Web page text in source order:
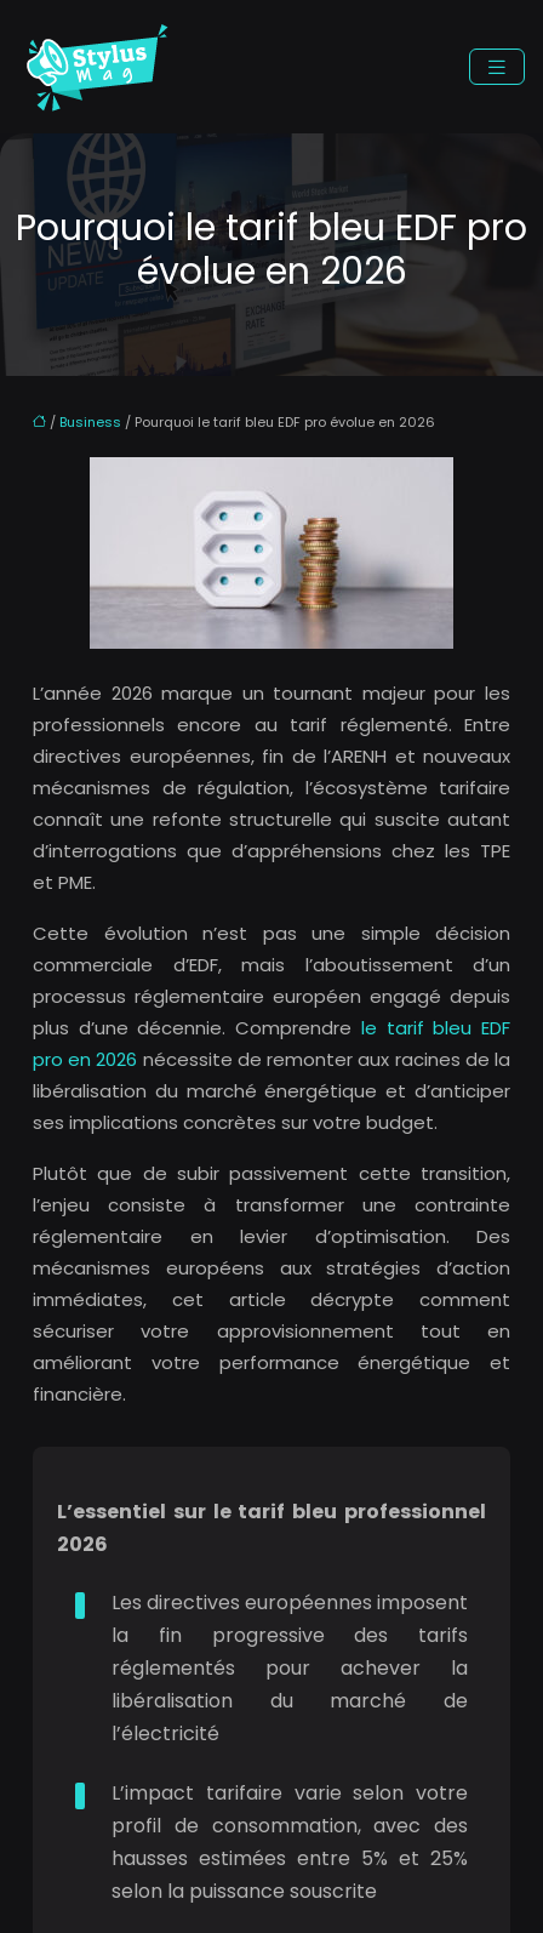
Pourquoi le tarif bleu EDF pro
évolue en 2026
/ Business / Pourquoi le tarif bleu EDF pro évolue en 2026
L’année 2026 marque un tournant majeur pour les
professionnels encore au tarif réglementé. Entre
directives européennes, fin de l’ARENH et nouveaux
mécanismes de régulation, l’écosystème tarifaire
connaît une refonte structurelle qui suscite autant
d’interrogations que d’appréhensions chez les TPE
et PME.
Cette évolution n’est pas une simple décision
commerciale d’EDF, mais l’aboutissement d’un
processus réglementaire européen engagé depuis
plus d’une décennie. Comprendre le tarif bleu EDF
pro en 2026 nécessite de remonter aux racines de la
libéralisation du marché énergétique et d’anticiper
ses implications concrètes sur votre budget.
Plutôt que de subir passivement cette transition,
l’enjeu consiste à transformer une contrainte
réglementaire en levier d’optimisation. Des
mécanismes européens aux stratégies d’action
immédiates, cet article décrypte comment
sécuriser votre approvisionnement tout en
améliorant votre performance énergétique et
financière.
L’essentiel sur le tarif bleu professionnel
2026
Les directives européennes imposent
la fin progressive des tarifs
réglementés pour achever la
libéralisation du marché de
l’électricité
L’impact tarifaire varie selon votre
profil de consommation, avec des
hausses estimées entre 5% et 25%
selon la puissance souscrite